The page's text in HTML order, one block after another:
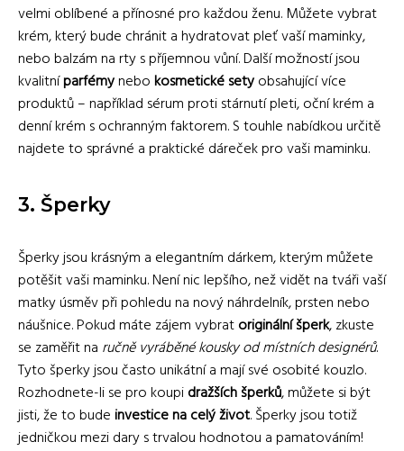
velmi oblíbené a přínosné pro každou ženu. Můžete vybrat
krém, který bude chránit a hydratovat pleť vaší maminky,
nebo balzám na rty s příjemnou vůní. Další možností jsou
kvalitníparfémynebokosmetické setyobsahující více
produktů – například sérum proti stárnutí pleti, oční krém a
denní krém s ochranným faktorem. S touhle nabídkou určitě
najdete to správné a praktické dáreček pro vaši maminku.
3. Šperky
Šperky jsou krásným a elegantním dárkem, kterým můžete
potěšit vaši maminku. Není nic lepšího, než vidět na tváři vaší
matky úsměv při pohledu na nový náhrdelník, prsten nebo
náušnice. Pokud máte zájem vybratoriginální šperk, zkuste
se zaměřit na ručně vyráběné kousky od místních designérů.
Tyto šperky jsou často unikátní a mají své osobité kouzlo.
Rozhodnete-li se pro koupidražších šperků, můžete si být
jisti, že to budeinvestice na celý život. Šperky jsou totiž
jedničkou mezi dary s trvalou hodnotou a pamatováním!